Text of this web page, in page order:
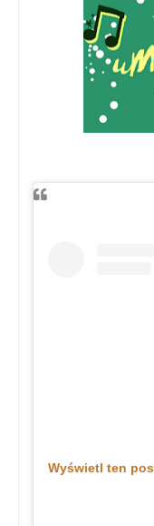
Wyświetl ten